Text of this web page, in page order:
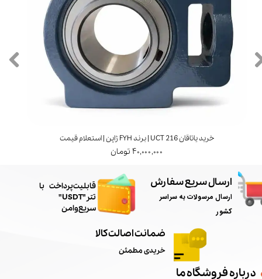
خرید یاتاقان UCT 216 | برند FYH ژاپن | استعلام قیمت
۴۰,۰۰۰,۰۰۰ تومان
ارسال سریع سفارش
ارسال مرسولات به سراسر
کشور
ضمانت اصالت کالا
خریدی مطمئن
درباره فروشگاه ما
​قابلیت پرداخت با
تتر"USDT"
سریع و امن